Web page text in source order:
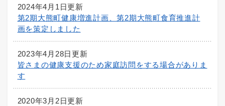
2024年4月1日更新
第2期大熊町健康増進計画、第2期大熊町食育推進計
画を策定しました
2023年4月28日更新
皆さまの健康支援のため家庭訪問をする場合がありま
す
2020年3月2日更新